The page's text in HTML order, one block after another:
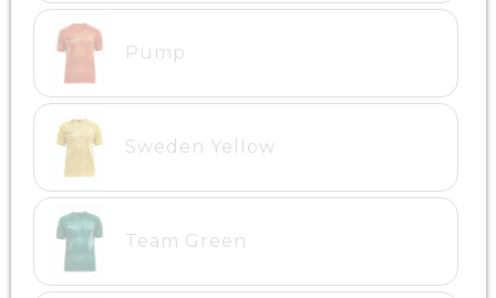
Pump
Sweden Yellow
Team Green